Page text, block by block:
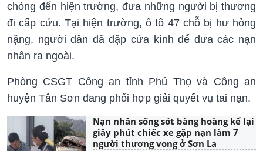
chóng đến hiện trường, đưa những người bị thương
đi cấp cứu. Tại hiện trường, ô tô 47 chỗ bị hư hỏng
nặng, người dân đã đập cửa kính để đưa các nạn
nhân ra ngoài.
Phòng CSGT Công an tỉnh Phú Thọ và Công an
huyện Tân Sơn đang phối hợp giải quyết vụ tai nạn.
Nạn nhân sống sót bàng hoàng kể lại
giây phút chiếc xe gặp nạn làm 7
người thương vong ở Sơn La